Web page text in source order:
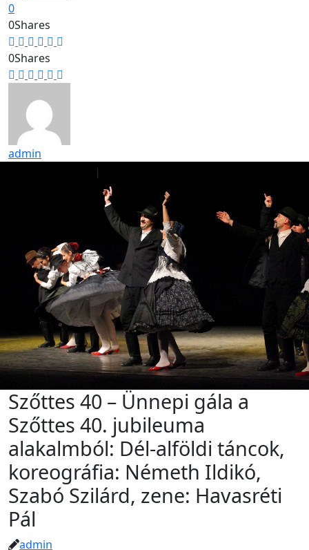
0
0Shares
0Shares
admin
Szőttes 40 – Ünnepi gála a
Szőttes 40. jubileuma
alakalmból: Dél-alföldi táncok,
koreográfia: Németh Ildikó,
Szabó Szilárd, zene: Havasréti
Pál
admin